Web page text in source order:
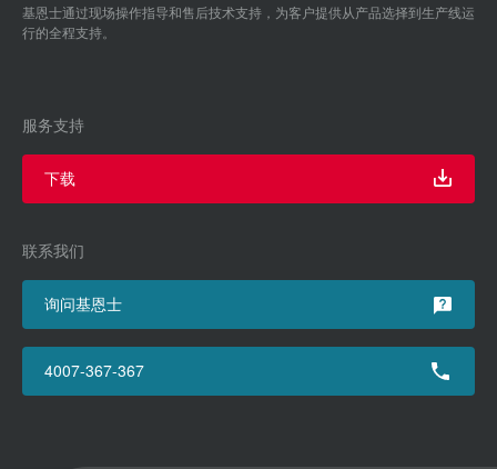
基恩士通过现场操作指导和售后技术支持，为客户提供从产品选择到生产线运
行的全程支持。
服务支持
下载
联系我们
询问基恩士
4007-367-367